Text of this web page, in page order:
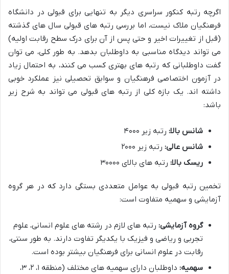
اگرچه رتبه کنکور سراسری دیگر به تنهایی برای قبولی در دانشگاه
فرهنگیان ملاک نیست، اما بررسی رتبه های قبولی سال های گذشته
(قبل از تغییرات اخیر و حتی پس از آن برای درک سطح رقابت اولیه)
می تواند دیدگاه مناسبی به داوطلبان بدهد. به طور کلی، می توان
گفت داوطلبانی که رتبه های بهتری کسب می کنند، به احتمال زیاد
در آزمون اختصاصی فرهنگیان و سوابق تحصیلی نیز عملکرد خوبی
داشته اند. یک بازه کلی از رتبه های قبولی می تواند به شرح زیر
باشد:
شانس بالا: رتبه زیر ۴۰۰۰
شانس عالی: رتبه زیر ۲۰۰۰
ریسک بالا: رتبه های بالای ۳۰۰۰۰
تخمین رتبه قبولی به عوامل متعددی بستگی دارد که در هر گروه
آزمایشی و سهمیه متفاوت است:
گروه آزمایشی: رتبه های لازم در رشته های علوم انسانی، علوم
تجربی و ریاضی و فیزیک با یکدیگر تفاوت دارند. به طور سنتی،
رقابت در علوم انسانی برای فرهنگیان بیشتر بوده است.
سهمیه:
داوطلبان دارای سهمیه های مختلف (منطقه ۱، ۲، ۳،